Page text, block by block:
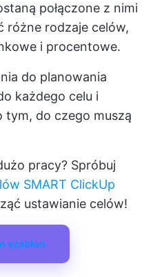
połączone z nimi
różne rodzaje celów,
i procentowe.
do planowania
każdego celu i
tym, do czego muszą
pracy? Spróbuj
SMART ClickUp
ustawianie celów!
szablon